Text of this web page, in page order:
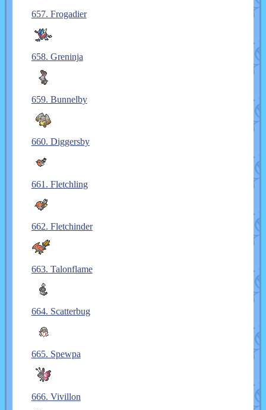
657. Frogadier
658. Greninja
659. Bunnelby
660. Diggersby
661. Fletchling
662. Fletchinder
663. Talonflame
664. Scatterbug
665. Spewpa
666. Vivillon